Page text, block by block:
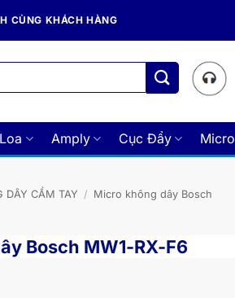
CÙNG KHÁCH HÀNG
Loa Amply Cục Đẩy Micro
DÂY CẦM TAY / Micro không dây Bosch
Bosch MW1-RX-F6